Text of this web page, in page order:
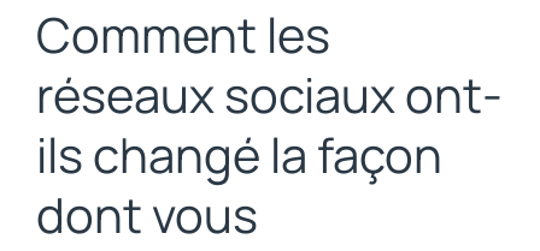
Comment les
réseaux sociaux ont-
ils changé la façon
dont vous